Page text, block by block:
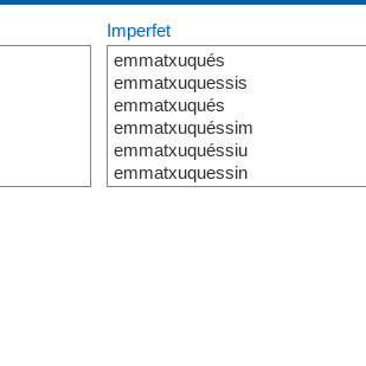
Imperfet
emmatxuqués
emmatxuquessis
emmatxuqués
emmatxuquéssim
emmatxuquéssiu
emmatxuquessin